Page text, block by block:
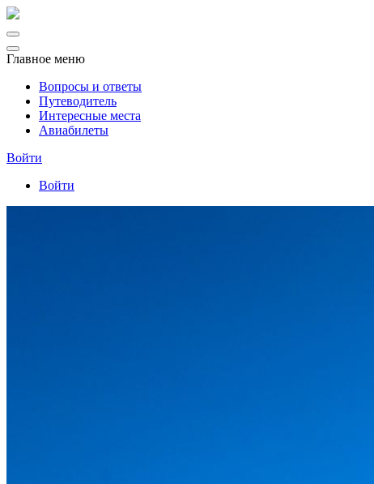
Главное меню
Вопросы и ответы
Путеводитель
Интересные места
Авиабилеты
Войти
Войти